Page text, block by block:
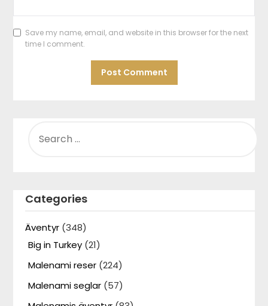
Save my name, email, and website in this browser for the next
time I comment.
FOR:
Categories
Äventyr (348)
Big in Turkey (21)
Malenami reser (224)
Malenami seglar (57)